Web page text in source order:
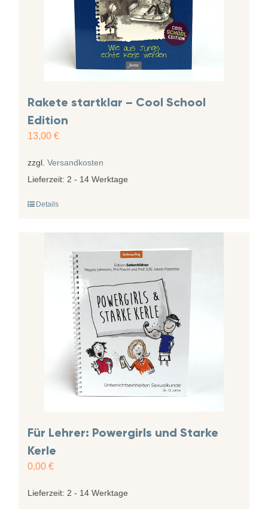
Rakete startklar – Cool School
Edition
13,00 €
zzgl. Versandkosten
Lieferzeit: 2 - 14 Werktage
Details
Für Lehrer: Powergirls und Starke
Kerle
0,00 €
Lieferzeit: 2 - 14 Werktage